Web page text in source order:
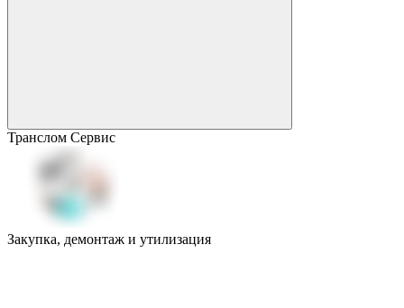
Транслом Сервис
Закупка, демонтаж и утилизация